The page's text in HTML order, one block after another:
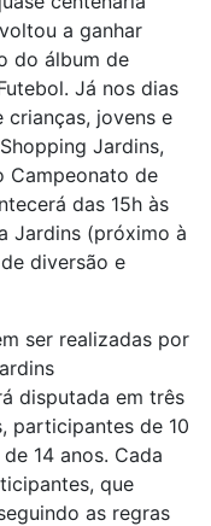
a ganhar
do álbum de
Já nos dias
jovens e
Jardins,
Campeonato de
das 15h às
Jardins (próximo à
diversão e
ser realizadas por
disputada em três
participantes de 10
14 anos. Cada
que
as regras